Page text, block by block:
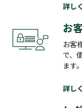
詳し
お
お客
で、
ます。
詳し